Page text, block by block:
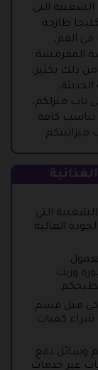
التي
طازجة
في الفم،
المقرمشة
من ذلك بكثير،
باب منزلكم،
تناسب كافة
ميزانيتكم.
التي
العالية
وزيت
مطبخكم.
مثل قسم
شراء كميات
وسائل دفع
عبر خدمات